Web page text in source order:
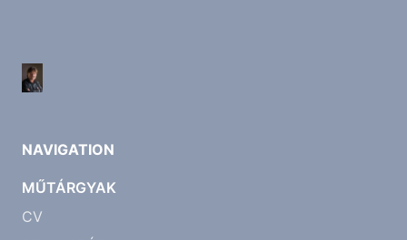
NAVIGATION
MŰTÁRGYAK
CV